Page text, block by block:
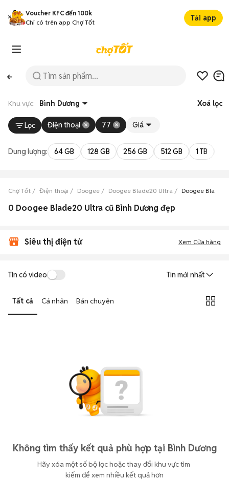
Voucher KFC đến 100k
Chỉ có trên app Chợ Tốt
Tải app
Khu vực: Bình Dương Xoá lọc
Lọc Điện thoại 77 Giá
Dung lượng: 64 GB 128 GB 256 GB 512 GB 1 TB
Chợ Tốt Điện thoại Doogee Doogee Blade20 Ultra Doogee
0 Doogee Blade20 Ultra cũ Bình Dương đẹp
Siêu thị điện tử Xem Cửa hàng
Tin có video Tin mới nhất
Tất cả Cá nhân Bán chuyên
Không tìm thấy kết quả phù hợp tại Bình Dương
Hãy xóa một số bộ lọc hoặc thay đổi khu vực tìm
kiếm để xem nhiều kết quả hơn